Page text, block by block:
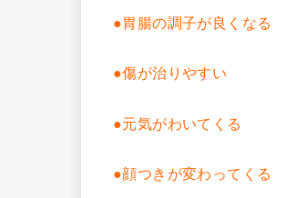
●胃腸の調子が良くなる
●傷が治りやすい
●元気がわいてくる
●顔つきが変わってくる